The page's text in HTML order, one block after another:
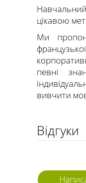
цікавою
Ми
певні
вивчити
Відгуки